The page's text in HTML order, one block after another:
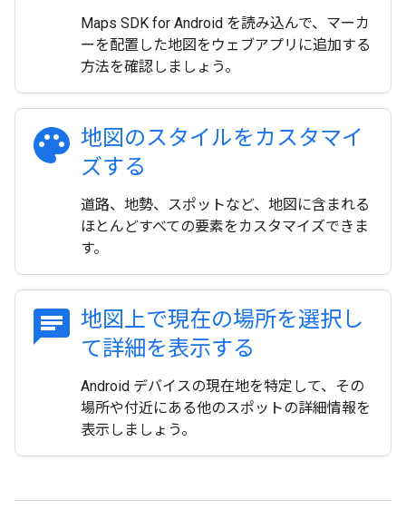
Maps SDK for Android を読み込んで、マーカ
ーを配置した地図をウェブアプリに追加する
方法を確認しましょう。
palette 地図のスタイルをカスタマイ
ズする
道路、地勢、スポットなど、地図に含まれる
ほとんどすべての要素をカスタマイズできま
す。
chat 地図上で現在の場所を選択し
て詳細を表示する
Android デバイスの現在地を特定して、その
場所や付近にある他のスポットの詳細情報を
表示しましょう。